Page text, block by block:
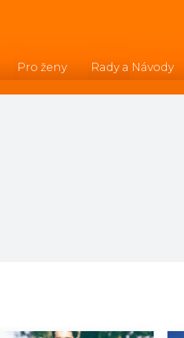
Pro ženy Rady a Návody